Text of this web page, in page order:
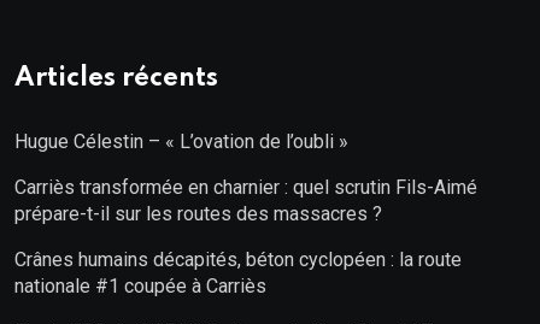
Articles récents
Hugue Célestin – « L’ovation de l’oubli »
Carriès transformée en charnier : quel scrutin Fils-Aimé
prépare-t-il sur les routes des massacres ?
Crânes humains décapités, béton cyclopéen : la route
nationale #1 coupée à Carriès